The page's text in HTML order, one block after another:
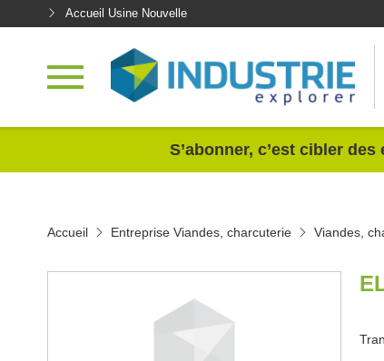
Accueil Usine Nouvelle
S’abonner, c’est cibler
Accueil Entreprise Viandes, charcuterie Viandes,